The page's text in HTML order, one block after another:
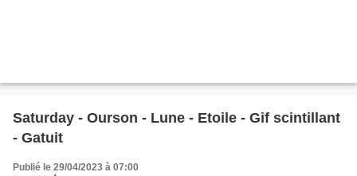
Saturday - Ourson - Lune - Etoile - Gif scintillant
- Gatuit
Publié le 29/04/2023 à 07:00